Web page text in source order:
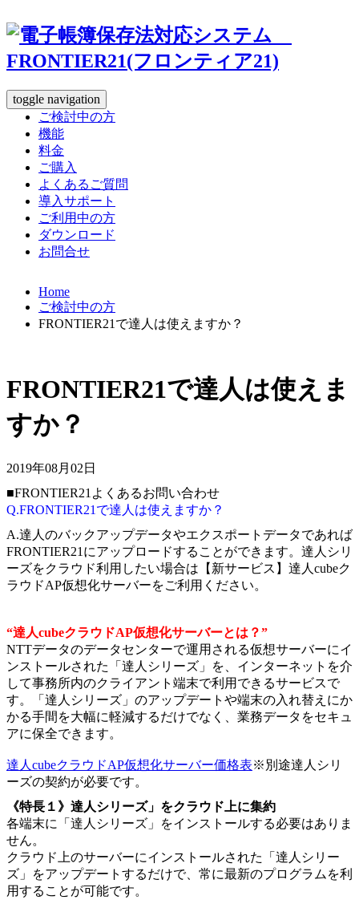
toggle navigation
ご検討中の方
機能
料金
ご購入
よくあるご質問
導入サポート
ご利用中の方
ダウンロード
お問合せ
Home
ご検討中の方
FRONTIER21で達人は使えますか？
FRONTIER21で達人は使えま
すか？
2019年08月02日
■FRONTIER21よくあるお問い合わせ
Q.FRONTIER21で達人は使えますか？
A.達人のバックアップデータやエクスポートデータであれば
FRONTIER21にアップロードすることができます。達人シリ
ーズをクラウド利用したい場合は【新サービス】達人cubeク
ラウドAP仮想化サーバーをご利用ください。
“達人cubeクラウドAP仮想化サーバーとは？”
NTTデータのデータセンターで運用される仮想サーバーにイ
ンストールされた「達人シリーズ」を、インターネットを介
して事務所内のクライアント端末で利用できるサービスで
す。「達人シリーズ」のアップデートや端末の入れ替えにか
かる手間を大幅に軽減するだけでなく、業務データをセキュ
アに保全できます。
達人cubeクラウドAP仮想化サーバー価格表※別途達人シリ
ーズの契約が必要です。
《特長１》達人シリーズ」をクラウド上に集約
各端末に「達人シリーズ」をインストールする必要はありま
せん。
クラウド上のサーバーにインストールされた「達人シリー
ズ」をアップデートするだけで、常に最新のプログラムを利
用することが可能です。